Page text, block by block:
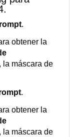
.
obtener la
la máscara de
.
obtener la
la máscara de